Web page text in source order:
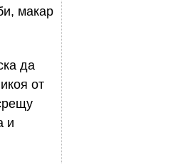
макар
да
от
и